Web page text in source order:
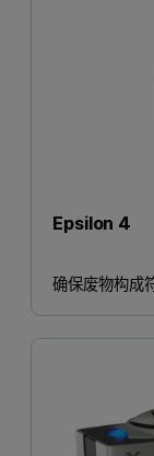
Epsilon 4
确保废物构成